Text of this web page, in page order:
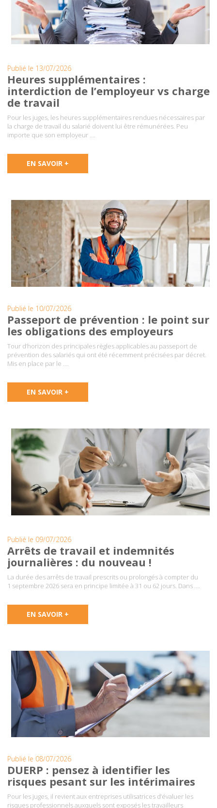
Publié le 13/07/2026
Heures supplémentaires :
interdiction de l’employeur vs charge
de travail
Pour les juges, les heures supplémentaires rendues nécessaires par
la charge de travail du salarié doivent lui être rémunérées. Peu
importe que son employeur ….
EN SAVOIR +
Publié le 10/07/2026
Passeport de prévention : le point sur
les obligations des employeurs
Tour d’horizon des principales règles applicables au passeport de
prévention des salariés qui ont été récemment précisées par décret.
Mis en place par le ….
EN SAVOIR +
Publié le 09/07/2026
Arrêts de travail et indemnités
journalières : du nouveau !
La durée des arrêts de travail prescrits ou prolongés à compter du
1 septembre 2026 sera en principe limitée à 31 ou 62 jours. Dans ….
EN SAVOIR +
Publié le 08/07/2026
DUERP : pensez à identifier les
risques pesant sur les intérimaires
Pour les juges, il revient aux entreprises utilisatrices d’évaluer les
risques professionnels auxquels sont exposés les travailleurs